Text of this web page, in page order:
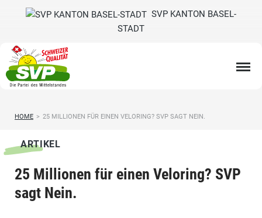
SVP KANTON BASEL-
STADT
HOME > 25 MILLIONEN FÜR EINEN VELORING? SVP SAGT NEIN.
ARTIKEL
25 Millionen für einen Veloring? SVP
sagt Nein.